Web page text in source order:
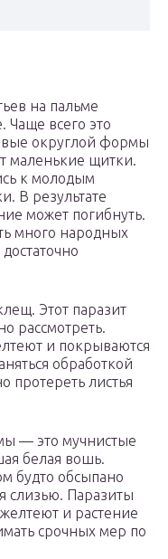
на пальме
Чаще всего это
округлой формы
маленькие щитки.
к молодым
В результате
может погибнуть.
много народных
Этот паразит
рассмотреть.
и покрываются
обработкой
протереть листья
— это мучнистые
белая вошь.
будто обсыпано
слизью. Паразиты
и растение
срочных мер по